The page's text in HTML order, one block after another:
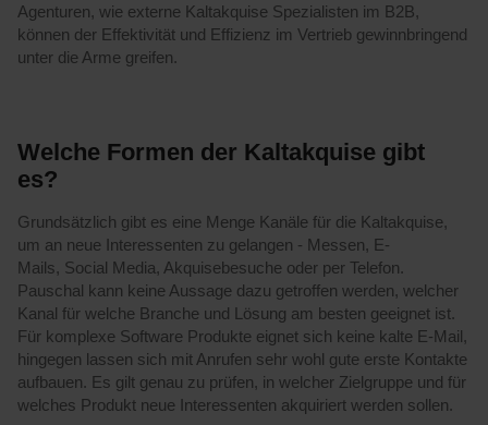
Agenturen, wie externe Kaltakquise Spezialisten im B2B,
können der Effektivität und Effizienz im Vertrieb gewinnbringend
unter die Arme greifen.
Welche Formen der Kaltakquise gibt
es?
Grundsätzlich gibt es eine Menge Kanäle für die Kaltakquise,
um an neue Interessenten zu gelangen - Messen, E-
Mails, Social Media, Akquisebesuche oder per Telefon.
Pauschal kann keine Aussage dazu getroffen werden, welcher
Kanal für welche Branche und Lösung am besten geeignet ist.
Für komplexe Software Produkte eignet sich keine kalte E-Mail,
hingegen lassen sich mit Anrufen sehr wohl gute erste Kontakte
aufbauen. Es gilt genau zu prüfen, in welcher Zielgruppe und für
welches Produkt neue Interessenten akquiriert werden sollen.